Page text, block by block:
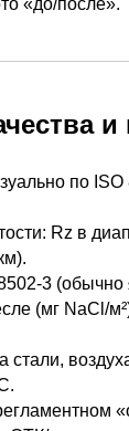
«до/после».
по
Rz в
3 (обычно
(мг NaCl/
стали,